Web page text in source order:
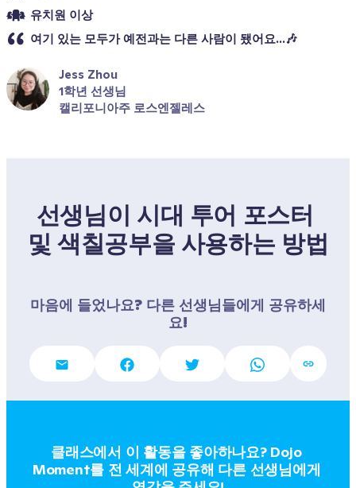
유치원 이상
여기 있는 모두가 예전과는 다른 사람이 됐어요...🎶
Jess Zhou
1학년 선생님
캘리포니아주 로스엔젤레스
선생님이 시대 투어 포스터
및 색칠공부을 사용하는 방법
마음에 들었나요? 다른 선생님들에게 공유하세
요!
클래스에서 이 활동을 좋아하나요? Dojo
Moment를 전 세계에 공유해 다른 선생님에게